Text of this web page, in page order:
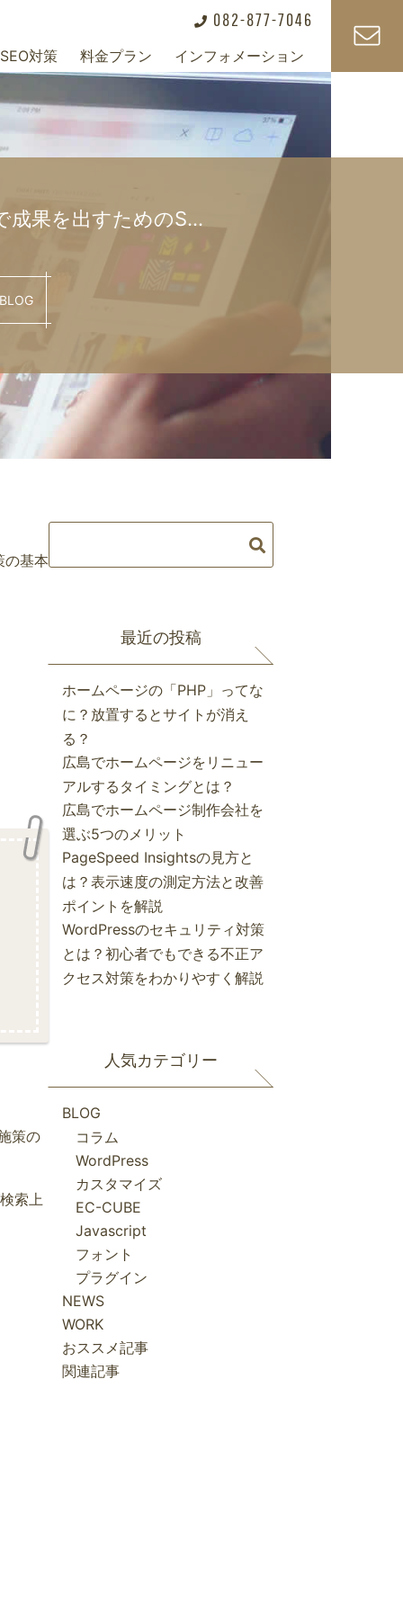
082-877-7046
SEO対策 料金プラン
+
インフォメーション
成果を出すためのS…
の基本
策の
索上
最近の投稿
ホームページの「PHP」ってな
に？放置するとサイトが消え
る？
広島でホームページをリニュー
アルするタイミングとは？
広島でホームページ制作会社を
選ぶ5つのメリット
PageSpeed Insightsの見方と
は？表示速度の測定方法と改善
ポイントを解説
WordPressのセキュリティ対策
とは？初心者でもできる不正ア
クセス対策をわかりやすく解説
人気カテゴリー
BLOG
コラム
WordPress
カスタマイズ
EC-CUBE
Javascript
フォント
プラグイン
NEWS
WORK
おススメ記事
関連記事